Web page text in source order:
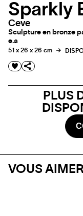
Sparkly
Ceve
Sculpture en bronze
e.a
51 x 26 x 26 cm
PLUS
VOUS